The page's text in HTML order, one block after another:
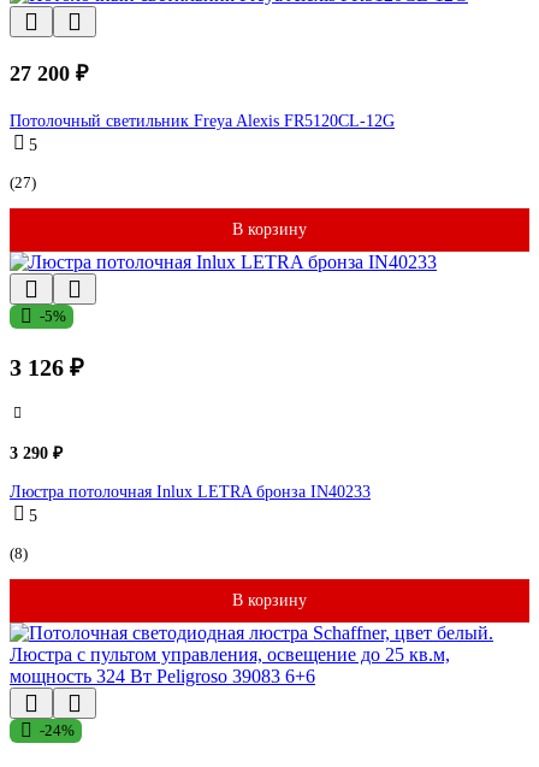
27 200 ₽
Потолочный светильник Freya Alexis FR5120CL-12G
5
(27)
В корзину
-5%
3 126 ₽
3 290 ₽
Люстра потолочная Inlux LETRA бронза IN40233
5
(8)
В корзину
-24%